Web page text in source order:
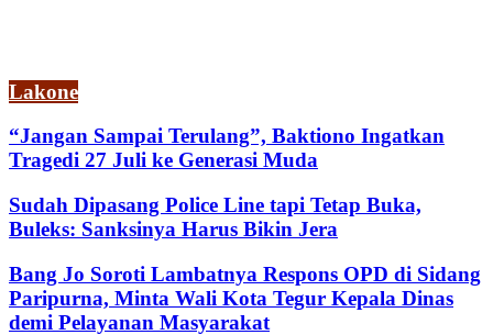
Lakone
“Jangan Sampai Terulang”, Baktiono Ingatkan
Tragedi 27 Juli ke Generasi Muda
Sudah Dipasang Police Line tapi Tetap Buka,
Buleks: Sanksinya Harus Bikin Jera
Bang Jo Soroti Lambatnya Respons OPD di Sidang
Paripurna, Minta Wali Kota Tegur Kepala Dinas
demi Pelayanan Masyarakat